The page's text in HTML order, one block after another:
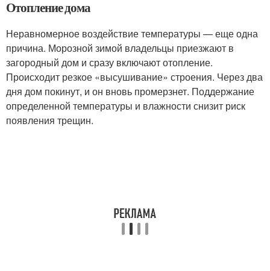
Отопление дома
Неравномерное воздействие температуры — еще одна
причина. Морозной зимой владельцы приезжают в
загородный дом и сразу включают отопление.
Происходит резкое «высушивание» строения. Через два
дня дом покинут, и он вновь промерзнет. Поддержание
определенной температуры и влажности снизит риск
появления трещин.